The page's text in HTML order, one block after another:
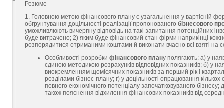
Резюме
1. Головною метою фінансового плану є узагальнення у вартісній
обгрунтування доцільності реалізації пропонованого бізнесового
уможливлюють вичерпну відповідь на такі запитання потенційних
буде витрачено; 2) яким буде фінансовий стан фірми наприкінці
розпорядитися отриманими коштами й виконати вчасно всі взяті на
Особливості розробки фінансового плану полягають: а) у
єдиною методикою розрахунків відповідних показників; б) у
виокремленням щомісячних показників за перший рік і
розділами бізнес-плану; г) у доцільності опрацювання
повного економічного потенціалу започатковуваного
також пояснення відхилення фінансових показників від